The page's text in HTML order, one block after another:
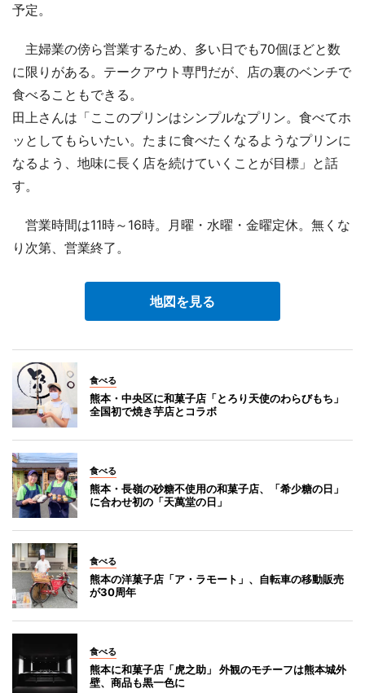
予定。
主婦業の傍ら営業するため、多い日でも70個ほどと数
に限りがある。テークアウト専門だが、店の裏のベンチで
食べることもできる。
田上さんは「ここのプリンはシンプルなプリン。食べてホ
ッとしてもらいたい。たまに食べたくなるようなプリンに
なるよう、地味に長く店を続けていくことが目標」と話
す。
営業時間は11時～16時。月曜・水曜・金曜定休。無くな
り次第、営業終了。
地図を見る
食べる
熊本・中央区に和菓子店「とろり天使のわらびもち」
全国初で焼き芋店とコラボ
食べる
熊本・長嶺の砂糖不使用の和菓子店、「希少糖の日」
に合わせ初の「天萬堂の日」
食べる
熊本の洋菓子店「ア・ラモート」、自転車の移動販売
が30周年
食べる
熊本に和菓子店「虎之助」 外観のモチーフは熊本城外
壁、商品も黒一色に